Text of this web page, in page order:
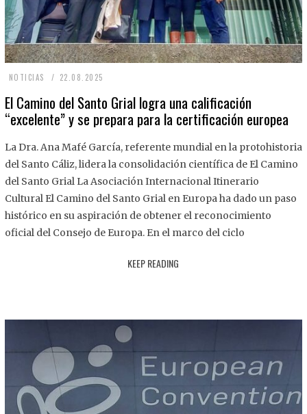
NOTICIAS 22.08.2025
.
8
2
2
El Camino del Santo Grial logra una calificación
“excelente” y se prepara para la certificación europea
La Dra. Ana Mafé García, referente mundial en la protohistoria
del Santo Cáliz, lidera la consolidación científica de El Camino
del Santo Grial La Asociación Internacional Itinerario
Cultural El Camino del Santo Grial en Europa ha dado un paso
histórico en su aspiración de obtener el reconocimiento
oficial del Consejo de Europa. En el marco del ciclo
KEEP READING